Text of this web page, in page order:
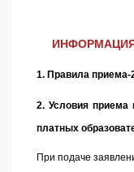
1. Правила приема-
2. Условия приема
платных
При подаче